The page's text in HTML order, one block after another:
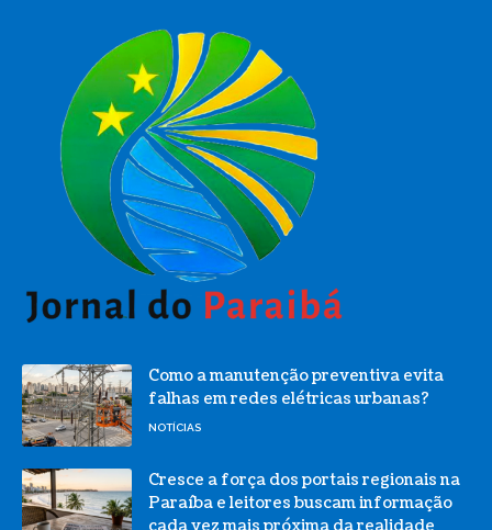
Como a manutenção preventiva evita
falhas em redes elétricas urbanas?
NOTÍCIAS
Cresce a força dos portais regionais na
Paraíba e leitores buscam informação